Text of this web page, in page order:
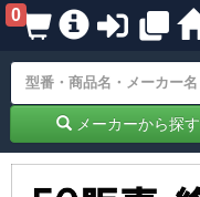
0
メーカーから探す